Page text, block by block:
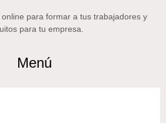
para formar a tus trabajadores y
para tu empresa.
Menú